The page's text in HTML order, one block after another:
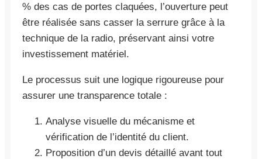
% des cas de portes claquées, l’ouverture peut
être réalisée sans casser la serrure grâce à la
technique de la radio, préservant ainsi votre
investissement matériel.
Le processus suit une logique rigoureuse pour
assurer une transparence totale :
Analyse visuelle du mécanisme et
vérification de l’identité du client.
Proposition d’un devis détaillé avant tout